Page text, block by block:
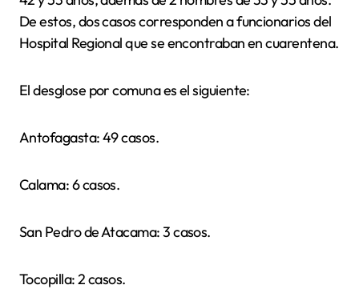
De estos, dos casos corresponden a funcionarios del
Hospital Regional que se encontraban en cuarentena.
El desglose por comuna es el siguiente:
Antofagasta: 49 casos.
Calama: 6 casos.
San Pedro de Atacama: 3 casos.
Tocopilla: 2 casos.